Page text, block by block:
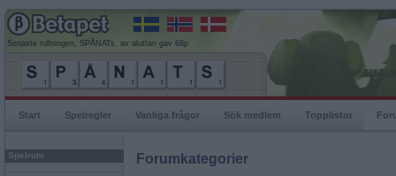
Senaste rullningen, SPÅNATs, av aluttan gav 68p
Start Spelregler Vanliga frågor Sök medlem Topplistor
Spelrum Forumkategorier